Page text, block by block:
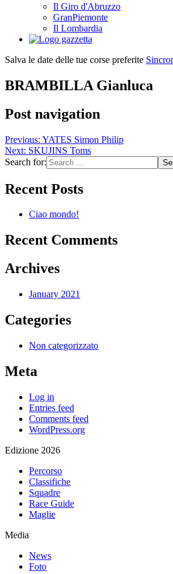
Il Giro d'Abruzzo
GranPiemonte
Il Lombardia
Salva le date delle tue corse preferite
BRAMBILLA Gianluca
Post navigation
Previous: YATES Simon Philip
Next: SKUJINS Toms
Search for:
Recent Posts
Ciao mondo!
Recent Comments
Archives
January 2021
Categories
Non categorizzato
Meta
Log in
Entries feed
Comments feed
WordPress.org
Edizione 2026
Percorso
Classifiche
Squadre
Race Guide
Maglie
Media
News
Foto